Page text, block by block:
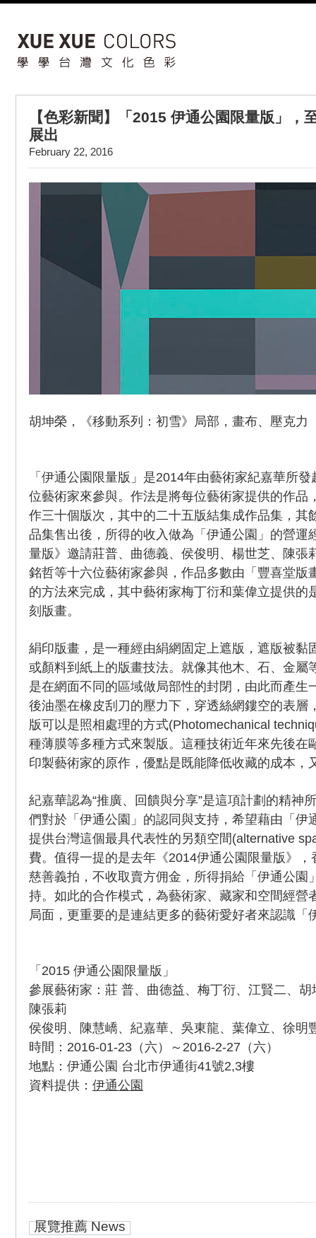
【色彩新聞】「2015 伊通公園限量版」，
展出
February 22, 2016
胡坤榮，《移動系列：初雪》局部，畫布、壓克力
「伊通公園限量版」是2014年由藝術家紀嘉華所
位藝術家來參與。作法是將每位藝術家提供的作品
作三十個版次，其中的二十五版結集成作品集，其
品集售出後，所得的收入做為「伊通公園」的營運
量版》邀請莊普、曲德義、侯俊明、楊世芝、陳張
銘哲等十六位藝術家參與，作品多數由「豐喜堂版
的方法來完成，其中藝術家梅丁衍和葉偉立提供的
刻版畫。
絹印版畫，是一種經由絹網固定上遮版，遮版被黏
或顏料到紙上的版畫技法。就像其他木、石、金屬
是在網面不同的區域做局部性的封閉，由此而產生
後油墨在橡皮刮刀的壓力下，穿透絲網鏤空的表層
版可以是照相處理的方式(Photomechanical
種薄膜等多種方式來製版。這種技術近年來先後在
印製藝術家的原作，優點是既能降低收藏的成本，
紀嘉華認為“推廣、回饋與分享”是這項計劃的精神
們對於「伊通公園」的認同與支持，希望藉由「伊
提供台灣這個最具代表性的另類空間(alternative
費。值得一提的是去年《2014伊通公園限量版》
慈善義拍，不收取賣方佣金，所得捐給「伊通公園
持。如此的合作模式，為藝術家、藏家和空間經營
局面，更重要的是連結更多的藝術愛好者來認識「
「2015 伊通公園限量版」
參展藝術家：莊 普、曲德益、梅丁衍、江賢二、
陳張莉
侯俊明、陳慧嶠、紀嘉華、吳東龍、葉偉立、徐明
時間：2016-01-23（六）～2016-2-27（六）
地點：伊通公園 台北市伊通街41號2,3樓
資料提供： 伊通公園
展覽推薦 News